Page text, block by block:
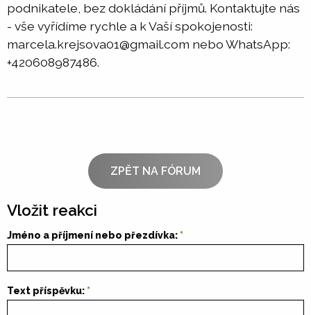
podnikatele, bez dokládání příjmů. Kontaktujte nás
- vše vyřídíme rychle a k Vaší spokojenosti:
marcela.krejsova01@gmail.com nebo WhatsApp:
+420608987486.
ZPĚT NA FÓRUM
Vložit reakci
Jméno a příjmení nebo přezdívka:
Text příspěvku: